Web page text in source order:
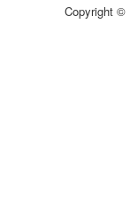
Copyright ©